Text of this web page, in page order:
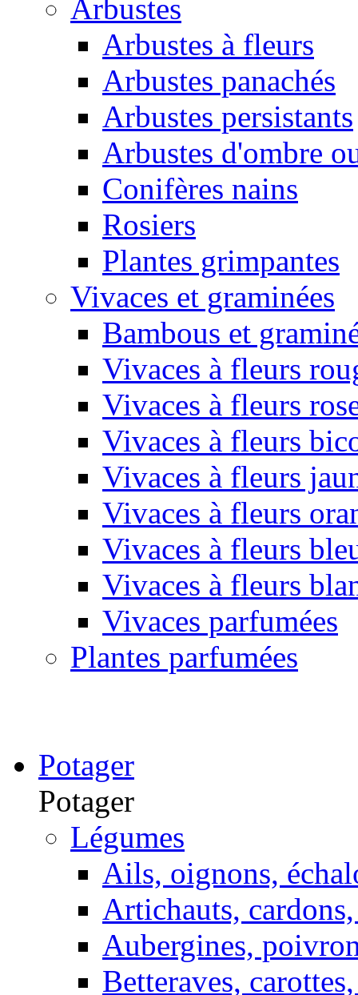
Arbustes
Arbustes à fleurs
Arbustes panachés
Arbustes persistants
Arbustes d'ombre
Conifères nains
Rosiers
Plantes grimpantes
Vivaces et graminées
Bambous et
Vivaces à fleurs
Vivaces à fleurs
Vivaces à fleurs
Vivaces à fleurs
Vivaces à fleurs
Vivaces à fleurs
Vivaces à fleurs
Vivaces parfumées
Plantes parfumées
Potager
Potager
Légumes
Ails, oignons,
Artichauts,
Aubergines,
Betteraves,